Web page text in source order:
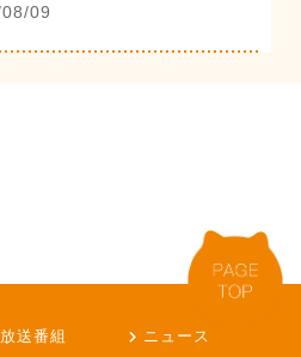
09
放送番組
ニュース